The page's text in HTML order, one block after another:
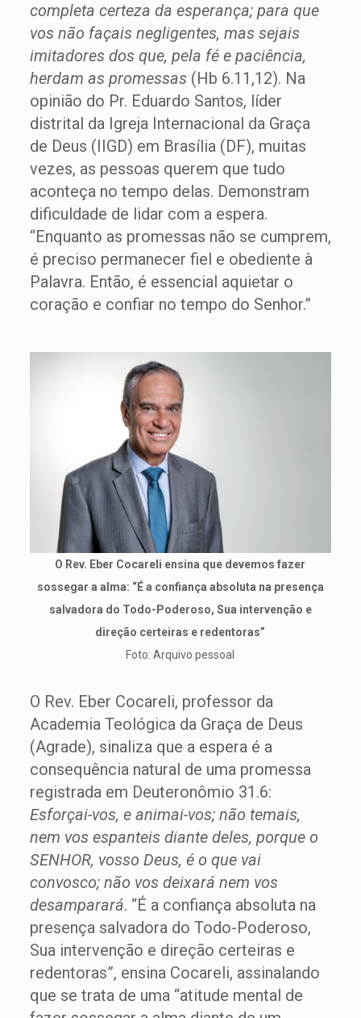
completa certeza da esperança; para que
vos não façais negligentes, mas sejais
imitadores dos que, pela fé e paciência,
herdam as promessas (Hb 6.11,12). Na
opinião do Pr. Eduardo Santos, líder
distrital da Igreja Internacional da Graça
de Deus (IIGD) em Brasília (DF), muitas
vezes, as pessoas querem que tudo
aconteça no tempo delas. Demonstram
dificuldade de lidar com a espera.
“Enquanto as promessas não se cumprem,
é preciso permanecer fiel e obediente à
Palavra. Então, é essencial aquietar o
coração e confiar no tempo do Senhor.”
O Rev. Eber Cocareli ensina que devemos fazer
sossegar a alma: “É a confiança absoluta na presença
salvadora do Todo-Poderoso, Sua intervenção e
direção certeiras e redentoras”
Foto: Arquivo pessoal
O Rev. Eber Cocareli, professor da
Academia Teológica da Graça de Deus
(Agrade), sinaliza que a espera é a
consequência natural de uma promessa
registrada em Deuteronômio 31.6:
Esforçai-vos, e animai-vos; não temais,
nem vos espanteis diante deles, porque o
SENHOR, vosso Deus, é o que vai
convosco; não vos deixará nem vos
desamparará. “É a confiança absoluta na
presença salvadora do Todo-Poderoso,
Sua intervenção e direção certeiras e
redentoras”, ensina Cocareli, assinalando
que se trata de uma “atitude mental de